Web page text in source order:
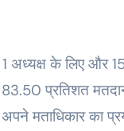
के लिए और 15
प्रतिशत
मताधिकार का